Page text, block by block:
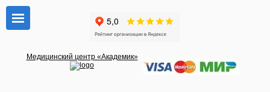
Медицинский центр «Академик»